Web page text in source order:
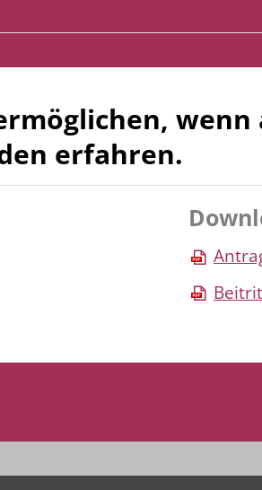
erfahren.